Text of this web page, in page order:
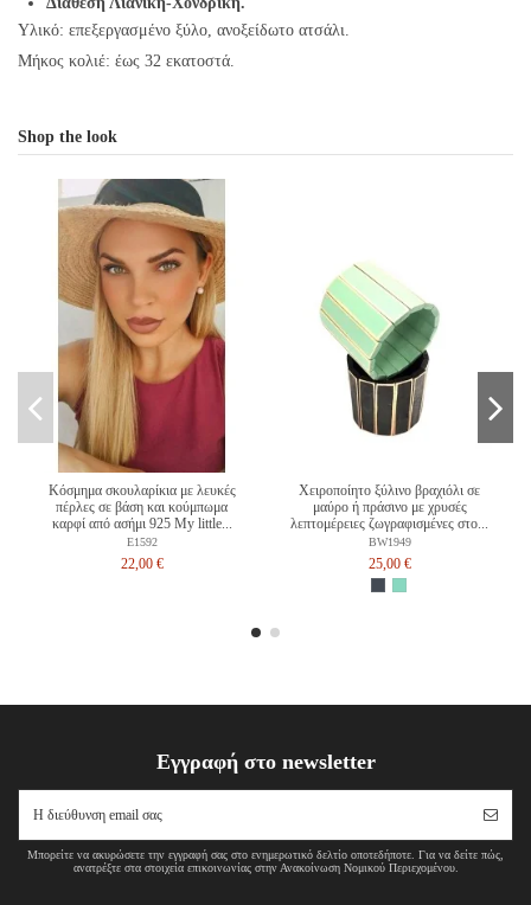
Υλικό: επεξεργασμένο ξύλο, ανοξείδωτο ατσάλι.
Μήκος κολιέ: έως 32 εκατοστά.
Shop the look
Κόσμημα σκουλαρίκια με λευκές
πέρλες σε βάση και κούμπωμα
καρφί από ασήμι 925 My little...
E1592
22,00 €
Χειροποίητο ξύλινο βραχιόλι σε
μαύρο ή πράσινο με χρυσές
λεπτομέρειες ζωγραφισμένες στο...
BW1949
25,00 €
Εγγραφή στο newsletter
Μπορείτε να ακυρώσετε την εγγραφή σας στο ενημερωτικό δελτίο οποτεδήποτε. Για να δείτε πώς,
ανατρέξτε στα στοιχεία επικοινωνίας στην Ανακοίνωση Νομικού Περιεχομένου.